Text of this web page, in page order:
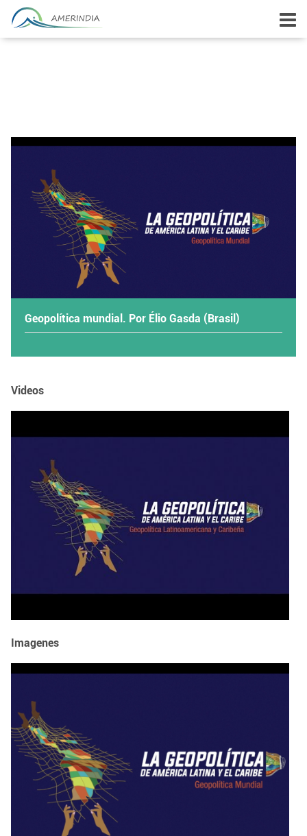
Geopolítica mundial. Por Élio Gasda (Brasil)
Videos
Imagenes